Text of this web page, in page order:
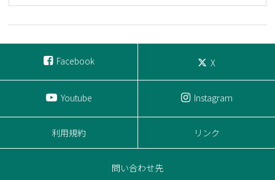
Facebook X
Youtube Instagram
利用規約 リンク
問い合わせ先